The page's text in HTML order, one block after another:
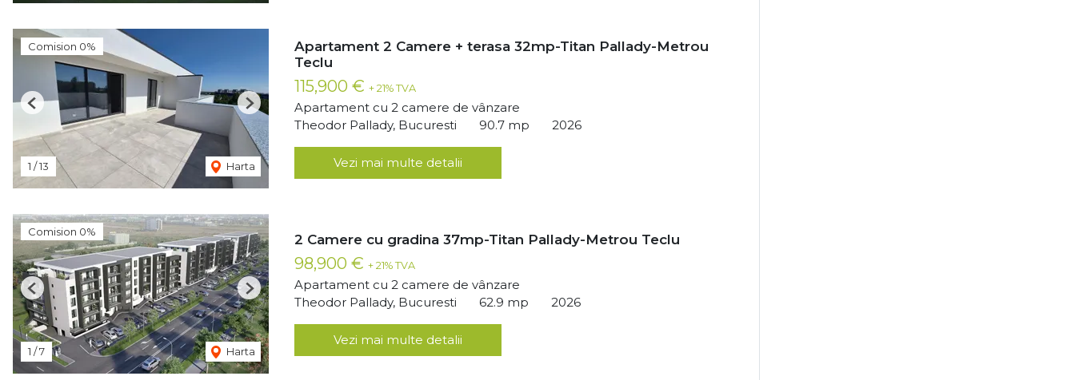
Comision 0%
1 /13 Harta
Previous Next
Apartament 2 Camere + terasa 32mp-Titan Pallady-Metrou
Teclu
115,900 € + 21% TVA
Apartament cu 2 camere de vânzare
Theodor Pallady, Bucuresti
90.7 mp 2026
Vezi mai multe detalii
Comision 0%
1 /7 Harta
Previous Next
2 Camere cu gradina 37mp-Titan Pallady-Metrou Teclu
98,900 € + 21% TVA
Apartament cu 2 camere de vânzare
Theodor Pallady, Bucuresti
62.9 mp 2026
Vezi mai multe detalii